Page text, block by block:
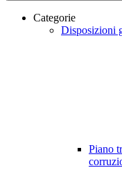
Categorie
Disposizioni
Piano